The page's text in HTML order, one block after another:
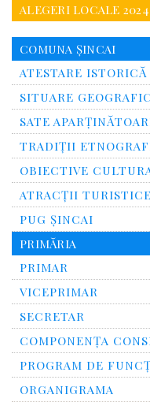
ALEGERI LOCALE 2024
COMUNA ȘINCAI
ATESTARE ISTORICĂ
SITUARE
SATE
TRADIȚII
OBIECTIVE
ATRACȚII TURISTICE
PUG ȘINCAI
PRIMĂRIA
PRIMAR
VICEPRIMAR
SECRETAR
COMPONENȚA
PROGRAM DE
ORGANIGRAMA